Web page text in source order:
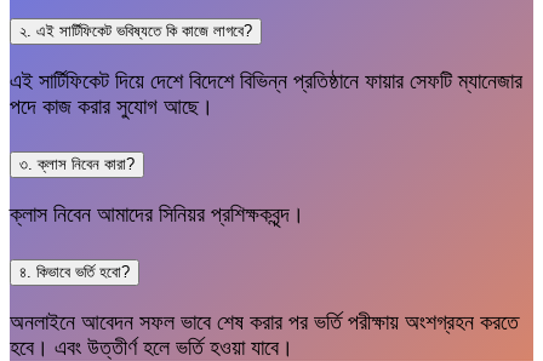
২. এই সার্টিফিকেট ভবিষ্যতে কি কাজে লাগবে?
এই সার্টিফিকেট দিয়ে দেশে বিদেশে বিভিন্ন প্রতিষ্ঠানে ফায়ার সেফটি ম্যানেজার
পদে কাজ করার সুযোগ আছে।
৩. ক্লাস নিবেন কারা?
ক্লাস নিবেন আমাদের সিনিয়র প্রশিক্ষকবৃন্দ।
৪. কিভাবে ভর্তি হবো?
অনলাইনে আবেদন সফল ভাবে শেষ করার পর ভর্তি পরীক্ষায় অংশগ্রহন করতে
হবে। এবং উত্তীর্ণ হলে ভর্তি হওয়া যাবে।